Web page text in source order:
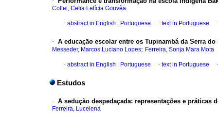
Collet, Celia Letícia Gouvêa
· abstract in English Portuguese · text in Portuguese
· A educação escolar entre os Tupinambá da Serra
Messeder, Marcos Luciano Lopes; Ferreira, Sonja Mara Mota
· abstract in English Portuguese · text in Portuguese
Estudos
· A sedução despedaçada: representações e
Ferreira, Lucelena